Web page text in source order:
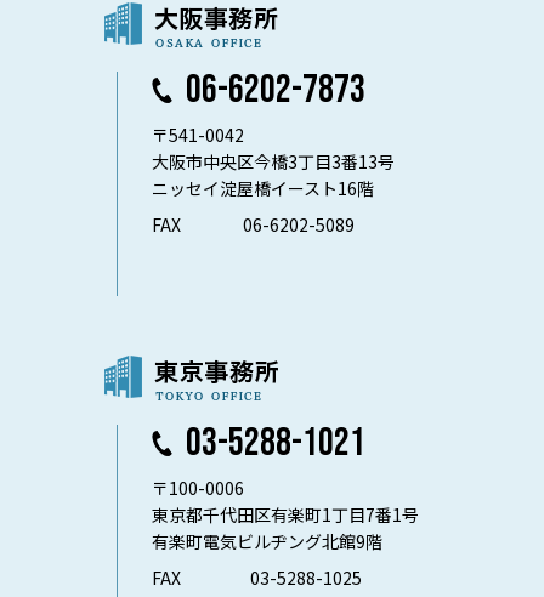
06-6202-7873
〒541-0042
大阪市中央区今橋3丁目3番13号
ニッセイ淀屋橋イースト16階
FAX
06-6202-5089
03-5288-1021
〒100-0006
東京都千代田区有楽町1丁目7番1号
有楽町電気ビルヂング北館9階
FAX
03-5288-1025